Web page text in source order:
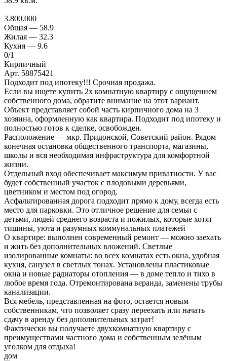
3.800.000
Общая — 58.9
Жилая — 32.3
Кухня — 9.6
0/1
Кирпичный
Арт. 58875421
Подходит под ипотеку!!! Срочная продажа.
Если вы ищете купить 2х комнатную квартиру с ощущением
собственного дома, обратите внимание на этот вариант.
Объект представляет собой часть кирпичного дома на 3
хозяина, оформленную как квартира. Подходит под ипотеку и
полностью готов к сделке, освобожден.
Расположение — мкр. Придонской, Советский район. Рядом
конечная остановка общественного транспорта, магазины,
школы и вся необходимая инфраструктура для комфортной
жизни.
Отдельный вход обеспечивает максимум приватности. У вас
будет собственный участок с плодовыми деревьями,
цветником и местом под огород.
Асфальтированная дорога подходит прямо к дому, всегда есть
место для парковки. Это отличное решение для семьи с
детьми, людей среднего возраста и пожилых, которые хотят
тишины, уюта и разумных коммунальных платежей
О квартире: выполнен современный ремонт — можно заехать
и жить без дополнительных вложений. Светлые
изолированные комнаты: во всех комнатах есть окна, удобная
кухня, санузел в светлых тонах. Установлены пластиковые
окна и новые радиаторы отопления — в доме тепло и тихо в
любое время года. Отремонтирована веранда, заменены трубы
канализации.
Вся мебель, представленная на фото, остается новым
собственникам, что позволяет сразу переехать или начать
сдачу в аренду без дополнительных затрат!
Фактически вы получаете двухкомнатную квартиру с
преимуществами частного дома и собственным зелёным
уголком для отдыха!
дом